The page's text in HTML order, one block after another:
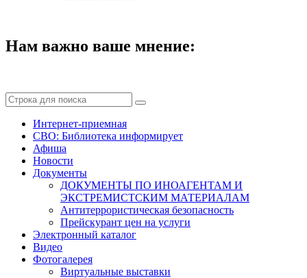
Нам важно ваше мнение:
Интернет-приемная
СВО: Библиотека информирует
Афиша
Новости
Документы
ДОКУМЕНТЫ ПО ИНОАГЕНТАМ И
ЭКСТРЕМИСТСКИМ МАТЕРИАЛАМ
Антитеррористическая безопасность
Прейскурант цен на услуги
Электронный каталог
Видео
Фотогалерея
Виртуальные выставки